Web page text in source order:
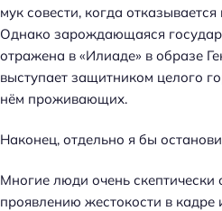
мук совести, когда
Однако зарождающаяся
отражена в «Илиаде» в образе
выступает защитником целого
нём проживающих.
Наконец, отдельно я бы
Многие люди очень скептически
проявлению жестокости в